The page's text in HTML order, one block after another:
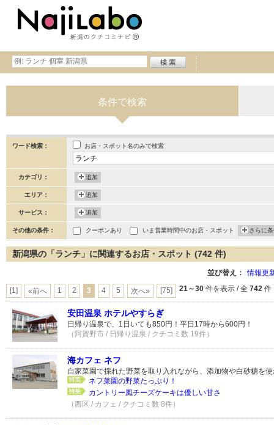
条件で検索
ワード検索： お店・スポット名のみで検索
カテゴリ： 追加
エリア： 追加
サービス： 追加
その他の条件： クーポンあり いま営業時間中のお店・スポット さらに
新潟県の「ランチ」に関連するお店・スポット (742 件)
並び替え： 情報更
[1] «前へ 1 2 3 4 5 次へ» [75] 21～30 件を表示 / 全 742 件
安田温泉 ホテルやすらぎ
日帰り温泉で、1日いても850円！平日17時から600円！
（阿賀野市 / 日帰り温泉 / クチコミ数 19件）
海カフェ ネフ
自家菜園で採れた野菜を取り入れながら、添加物や白砂糖を
ネフ菜園の野菜たっぷり！
カントリー風チーズケーキは優しい甘さ
（西区 / カフェ / クチコミ数 8件）